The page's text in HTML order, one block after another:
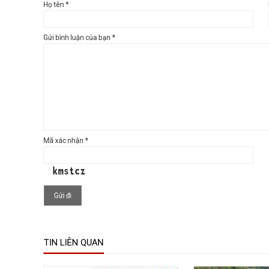
Họ tên *
Gửi bình luận của bạn *
Mã xác nhận *
Gửi đi
TIN LIÊN QUAN